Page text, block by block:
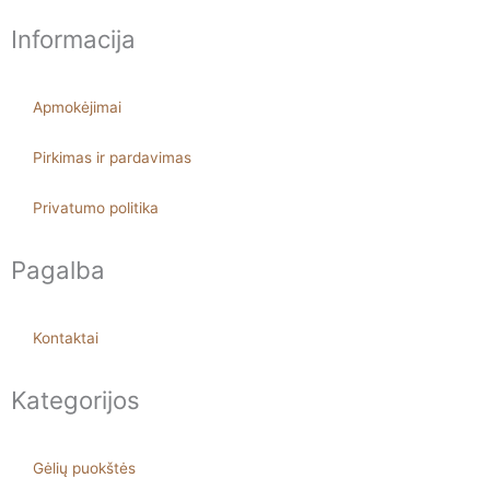
o
o
-
g
r
m
Informacija
Apmokėjimai
Pirkimas ir pardavimas
Privatumo politika
Pagalba
Kontaktai
Kategorijos
Gėlių puokštės